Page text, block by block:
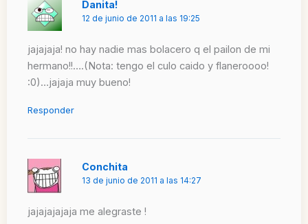
Danita!
12 de junio de 2011 a las 19:25
jajajaja! no hay nadie mas bolacero q el pailon de mi
hermano!!….(Nota: tengo el culo caido y flaneroooo!
:0)…jajaja muy bueno!
Responder
Conchita
13 de junio de 2011 a las 14:27
jajajajajaja me alegraste !